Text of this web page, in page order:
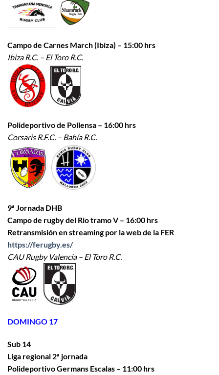
Campo de Carnes March (Ibiza) – 15:00 hrs
Ibiza R.C. – El Toro R.C.
Polideportivo de Pollensa – 16:00 hrs
Corsaris R.F.C. – Bahía R.C.
9ª Jornada DHB
Campo de rugby del Rio tramo V – 16:00 hrs
Retransmisión en streaming por la web de la FER
https://ferugby.es/
CAU Rugby Valencia – El Toro R.C.
DOMINGO 17
Sub 14
Liga regional 2ª jornada
Polideportivo Germans Escalas – 11:00 hrs